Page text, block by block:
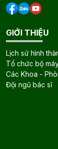
GIỚI THIỆU
Lịch sử hình
Tổ chức bộ
Các Khoa -
Đội ngũ bác sĩ